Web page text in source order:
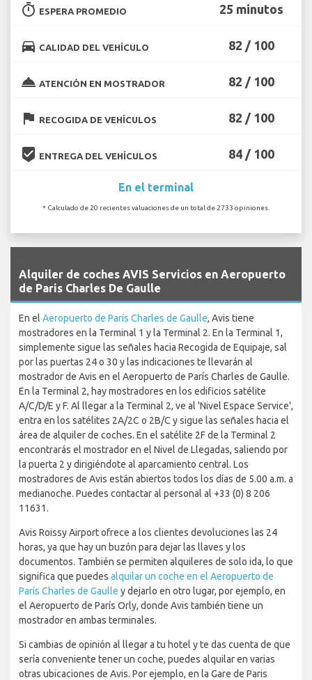
timer ESPERA PROMEDIO 25 minutos
directions_car CALIDAD DEL VEHÍCULO 82 / 100
room_service ATENCIÓN EN MOSTRADOR 82 / 100
flag RECOGIDA DE VEHÍCULOS 82 / 100
beenhere ENTREGA DEL VEHÍCULOS 84 / 100
En el terminal
* Calculado de 20 recientes valuaciones de un total de 2733 opiniones.
Alquiler de coches AVIS Servicios en Aeropuerto
de Paris Charles De Gaulle
En el Aeropuerto de París Charles de Gaulle, Avis tiene
mostradores en la Terminal 1 y la Terminal 2. En la Terminal 1,
simplemente sigue las señales hacia Recogida de Equipaje, sal
por las puertas 24 o 30 y las indicaciones te llevarán al
mostrador de Avis en el Aeropuerto de París Charles de Gaulle.
En la Terminal 2, hay mostradores en los edificios satélite
A/C/D/E y F. Al llegar a la Terminal 2, ve al 'Nivel Espace Service',
entra en los satélites 2A/2C o 2B/C y sigue las señales hacia el
área de alquiler de coches. En el satélite 2F de la Terminal 2
encontrarás el mostrador en el Nivel de Llegadas, saliendo por
la puerta 2 y dirigiéndote al aparcamiento central. Los
mostradores de Avis están abiertos todos los días de 5.00 a.m. a
medianoche. Puedes contactar al personal al +33 (0) 8 206
11631.
Avis Roissy Airport ofrece a los clientes devoluciones las 24
horas, ya que hay un buzón para dejar las llaves y los
documentos. También se permiten alquileres de solo ida, lo que
significa que puedes alquilar un coche en el Aeropuerto de
París Charles de Gaulle y dejarlo en otro lugar, por ejemplo, en
el Aeropuerto de París Orly, donde Avis también tiene un
mostrador en ambas terminales.
Si cambias de opinión al llegar a tu hotel y te das cuenta de que
sería conveniente tener un coche, puedes alquilar en varias
otras ubicaciones de Avis. Por ejemplo, en la Gare de Paris